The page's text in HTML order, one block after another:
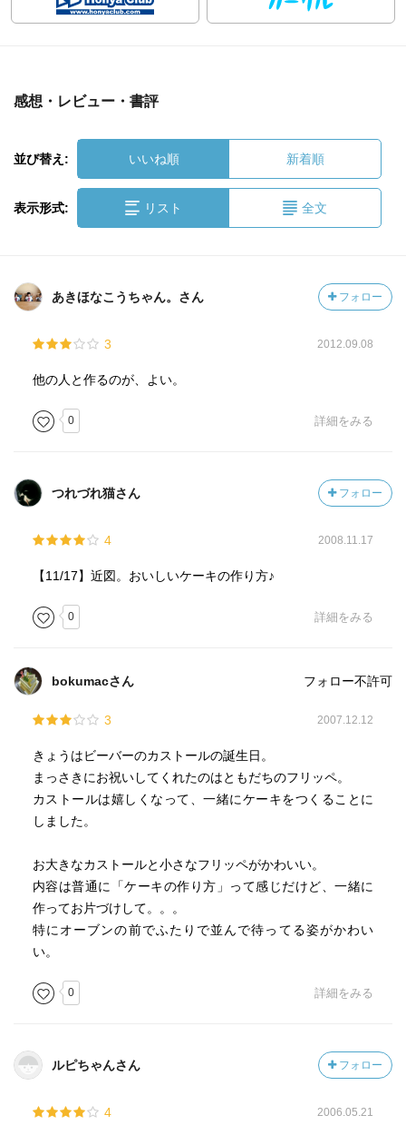
感想・レビュー・書評
並び替え: いいね順 新着順
表示形式: リスト 全文
あきほなこうちゃん。さん フォロー
3 2012.09.08
他の人と作るのが、よい。
0 詳細をみる
つれづれ猫さん フォロー
4 2008.11.17
【11/17】近図。おいしいケーキの作り方♪
0 詳細をみる
bokumacさん フォロー不許可
3 2007.12.12
きょうはビーバーのカストールの誕生日。
まっさきにお祝いしてくれたのはともだちのフリッペ。
カストールは嬉しくなって、一緒にケーキをつくることに
しました。
お大きなカストールと小さなフリッペがかわいい。
内容は普通に「ケーキの作り方」って感じだけど、一緒に
作ってお片づけして。。。
特にオーブンの前でふたりで並んで待ってる姿がかわい
い。
0 詳細をみる
ルピちゃんさん フォロー
4 2006.05.21